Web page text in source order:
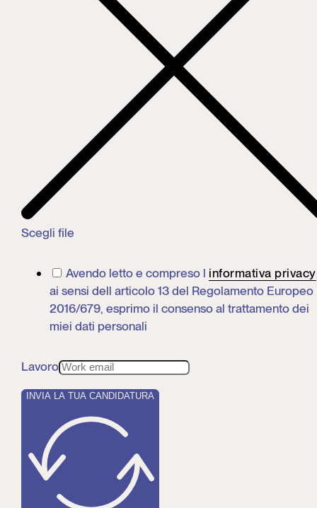
Scegli file
Avendo letto e compreso linformativa privacy
ai sensi dell articolo 13 del Regolamento Europeo
2016/679, esprimo il consenso al trattamento dei
miei dati personali
Lavoro
INVIA LA TUA CANDIDATURA